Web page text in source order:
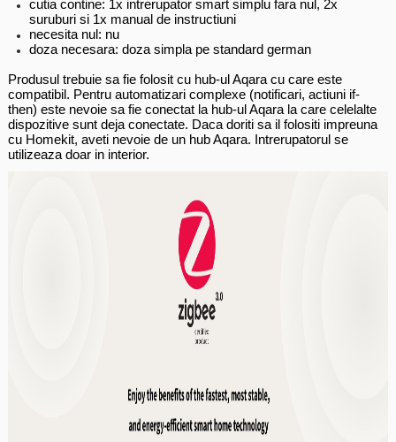
cutia contine: 1x intrerupator smart simplu fara nul, 2x
suruburi si 1x manual de instructiuni
necesita nul: nu
doza necesara: doza simpla pe standard german
Produsul trebuie sa fie folosit cu hub-ul Aqara cu care este
compatibil. Pentru automatizari complexe (notificari, actiuni if-
then) este nevoie sa fie conectat la hub-ul Aqara la care celelalte
dispozitive sunt deja conectate. Daca doriti sa il folositi impreuna
cu Homekit, aveti nevoie de un hub Aqara. Intrerupatorul se
utilizeaza doar in interior.